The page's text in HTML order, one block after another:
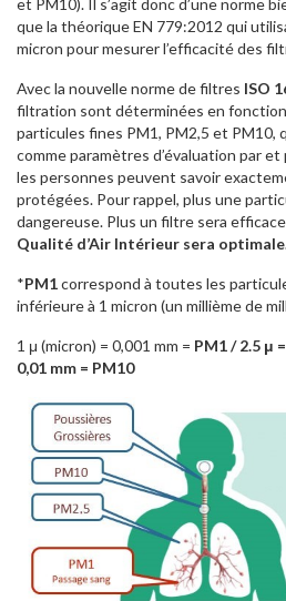
et PM10). Il s’agit donc d’une norme
que la théorique EN 779:2012 qui
micron pour mesurer l’efficacité des
Avec la nouvelle norme de filtres ISO
filtration sont déterminées en
particules fines PM1, PM2,5 et PM10,
comme paramètres d’évaluation par
les personnes peuvent savoir
protégées. Pour rappel, plus une
dangereuse. Plus un filtre sera
Qualité d’Air Intérieur sera
*PM1correspond à toutes les
inférieure à 1 micron (un millième de
1 μ (micron) = 0,001 mm = PM1 / 2.5 μ
0,01 mm = PM10